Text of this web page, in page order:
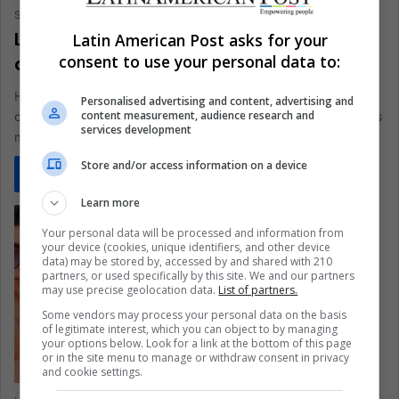
Staff
Llegan los mejores memes de la caída
de Facebook, Instagram y Whatsapp
Hace un par de días volvimos a la
comunicación análoga durante casi un día entero. Estos son los
mejores memes de la…
Read More »
Latin American Post asks for your
consent to use your personal data to:
Personalised advertising and content, advertising and
content measurement, audience research and
services development
Store and/or access information on a device
Learn more
Your personal data will be processed and information from
your device (cookies, unique identifiers, and other device
data) may be stored by, accessed by and shared with 210
partners, or used specifically by this site. We and our partners
may use precise geolocation data. List of partners.
Some vendors may process your personal data on the basis
of legitimate interest, which you can object to by managing
your options below. Look for a link at the bottom of this page
or in the site menu to manage or withdraw consent in privacy
and cookie settings.